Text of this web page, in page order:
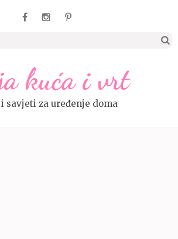
kuća i vrt
savjeti za uređenje doma